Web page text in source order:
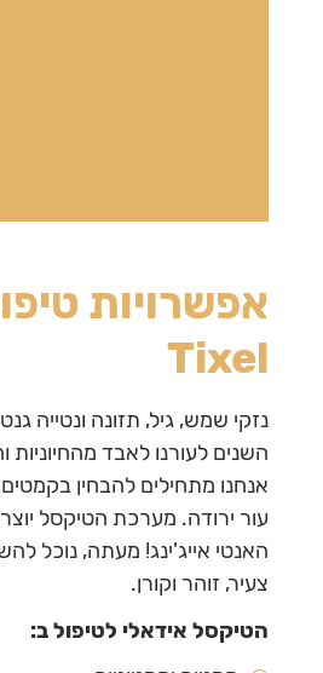
אפשרויות
Tixel
נזקי שמש, גיל, תזונה ונטייה
השנים לעורנו לאבד מהחיוניות
אנחנו מתחילים להבחין
עור ירודה. מערכת הטיקסל
האנטי אייג'ינג! מעתה, נוכל
צעיר, זוהר וקורן.
הטיקסל אידאלי לטיפול ב: